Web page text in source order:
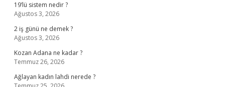
19’lü sistem nedir ?
Ağustos 3, 2026
2 iş günü ne demek ?
Ağustos 3, 2026
Kozan Adana ne kadar ?
Temmuz 26, 2026
Ağlayan kadın lahdi nerede ?